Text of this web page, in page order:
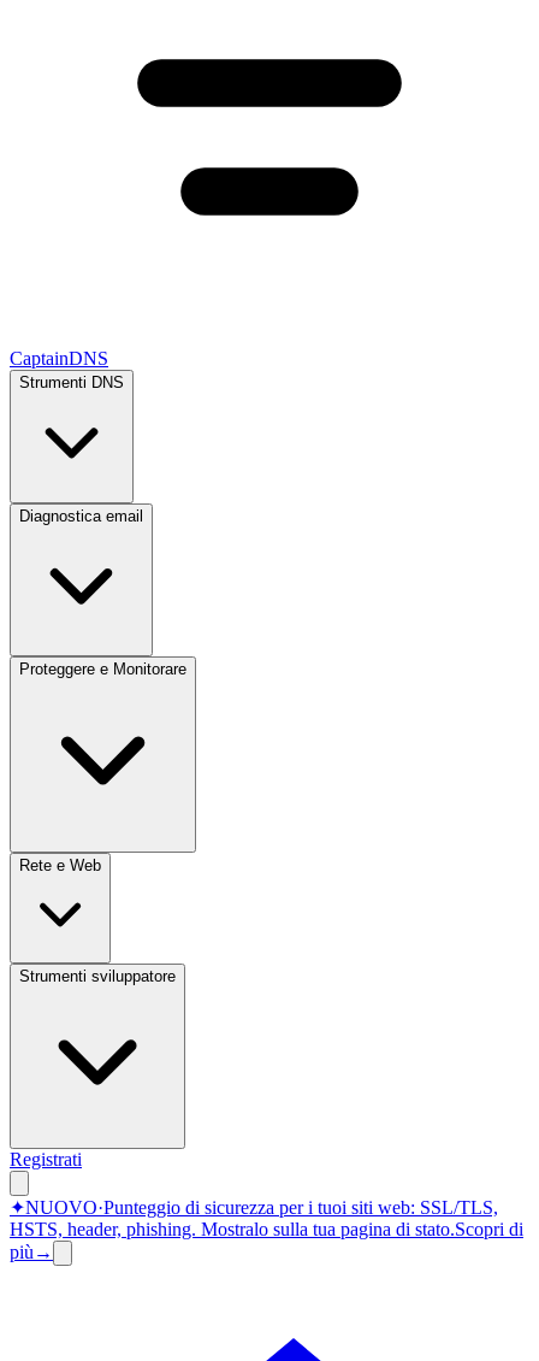
CaptainDNS
Strumenti DNS
Diagnostica email
Proteggere e Monitorare
Rete e Web
Strumenti sviluppatore
Registrati
✦NUOVO·Punteggio di sicurezza per i tuoi siti web: SSL/TLS,
HSTS, header, phishing. Mostralo sulla tua pagina di stato.Scopri di
più →